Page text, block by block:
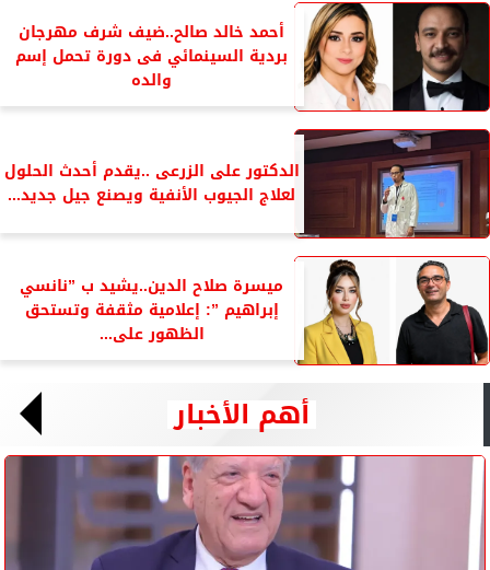
أحمد خالد صالح..ضيف شرف مهرجان
بردية السينمائي فى دورة تحمل إسم
والده
الدكتور على الزرعى ..يقدم أحدث الحلول
لعلاج الجيوب الأنفية ويصنع جيل جديد...
ميسرة صلاح الدين..يشيد ب ”نانسي
إبراهيم ”: إعلامية مثقفة وتستحق
الظهور على...
أهم الأخبار